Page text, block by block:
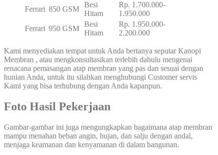
Ferrari 850 GSM
Besi
Hitam
Rp. 1.700.000-
1.950.000
Ferrari 950 GSM
Besi
Hitam
Rp. 1.950.000-
2.200.000
Kami menyediakan tempat untuk Anda bertanya seputar Kanopi
Membran , atau mengkonsultasikan terlebih dahulu mengenai
renacana pemasangan atap membran yang pas dan sesuai dengan
hunian Anda, untuk itu silahkan menghubungi Customer servis
Kami yang bisa terhubung dengan Anda kapanpun.
Foto Hasil Pekerjaan
Gambar-gambar ini juga mengungkapkan bagaimana atap membran
mampu menahan beban angin, hujan, dan salju dengan andal,
menjaga keamanan dan kenyamanan di dalam bangunan.